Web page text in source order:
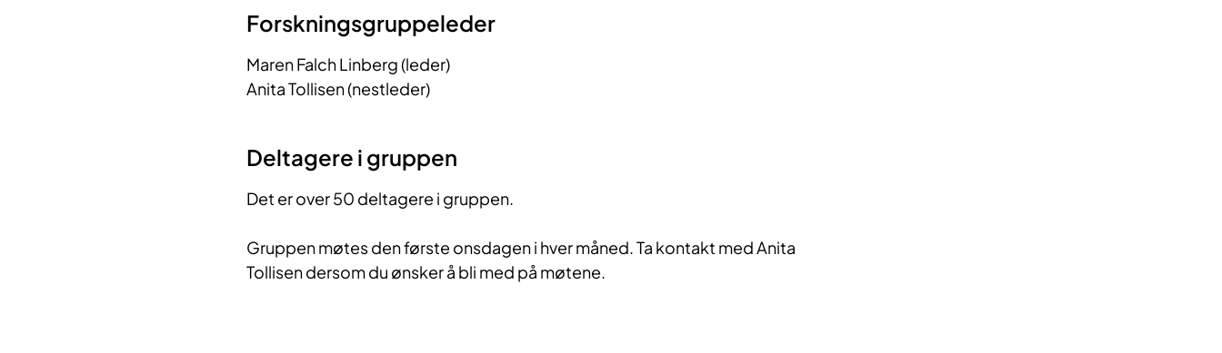
Forskningsgruppeleder
Maren Falch Linberg (leder)
Anita Tollisen (nestleder)
Deltagere i gruppen
Det er over 50 deltagere i gruppen.
Gruppen møtes den første onsdagen i hver måned. Ta kontakt med Anita
Tollisen dersom du ønsker å bli med på møtene.